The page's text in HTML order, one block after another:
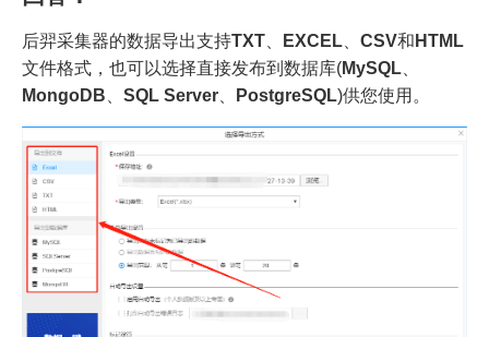
后羿采集器的数据导出支持TXT EXCEL CSV和 HTML
文件格式，也可以选择直接发布到数据库(MySQL
MongoDB
SQL Server PostgreSQL)供您使用。